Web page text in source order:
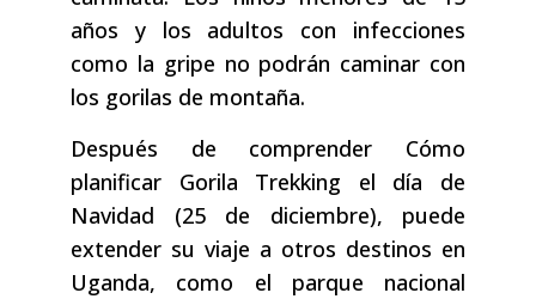
años y los adultos con infecciones
como la gripe no podrán caminar con
los gorilas de montaña.
Después de comprender Cómo
planificar Gorila Trekking el día de
Navidad (25 de diciembre), puede
extender su viaje a otros destinos en
Uganda, como el parque nacional